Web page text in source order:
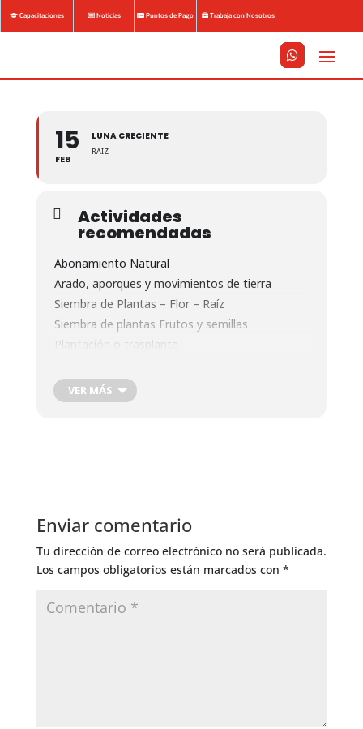
Capacitaciones Noticias Puntos de Pago Trabaja con Nosotros



15
FEB
LUNA CRECIENTE
RAIZ
Actividades
recomendadas
Abonamiento Natural
Arado, aporques y movimientos de tierra
Siembra de Plantas – Flor – Raíz
Siembra de plantas Frutos y semillas
Plantación o trasplante
Cosecha de hojas, flores y frutos
Cosecha Plantas Medicinales
Riego General
VER MÁS
Enviar comentario
Tu dirección de correo electrónico no será publicada.
Los campos obligatorios están marcados con *